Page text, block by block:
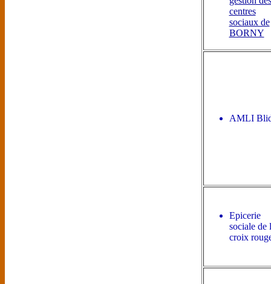
centres
sociaux de
BORNY
AMLI
Epicerie
sociale de
croix